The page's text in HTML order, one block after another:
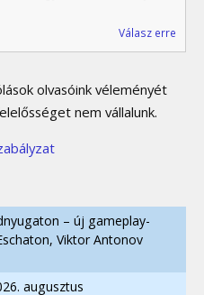
Válasz erre
olvasóink véleményét
nem vállalunk.
– új gameplay-
Viktor Antonov
augusztus